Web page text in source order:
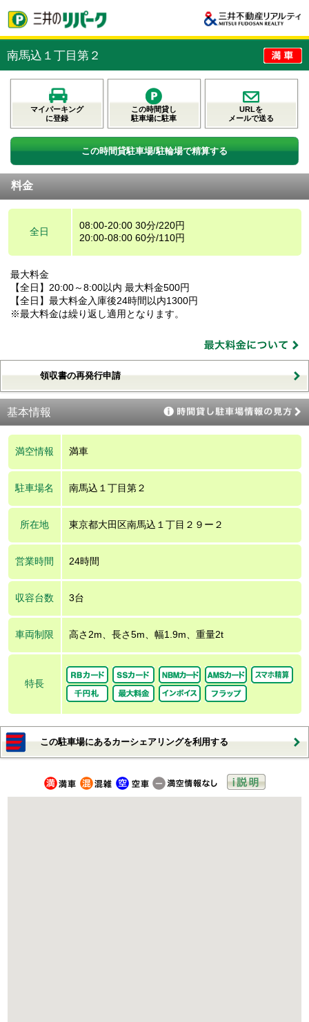
南馬込１丁目第２
マイパーキング
に登録
この時間貸し
駐車場に駐車
URLを
メールで送る
この時間貸駐車場/駐輪場で精算する
料金
全日
08:00-20:00 30分/220円
20:00-08:00 60分/110円
最大料金
【全日】20:00～8:00以内 最大料金500円
【全日】最大料金入庫後24時間以内1300円
※最大料金は繰り返し適用となります。
領収書の再発行申請
基本情報
満空情報 満車
駐車場名 南馬込１丁目第２
所在地 東京都大田区南馬込１丁目２９ー２
営業時間 24時間
収容台数 3台
車両制限 高さ2m、長さ5m、幅1.9m、重量2t
特長
この駐車場にあるカーシェアリングを利用する